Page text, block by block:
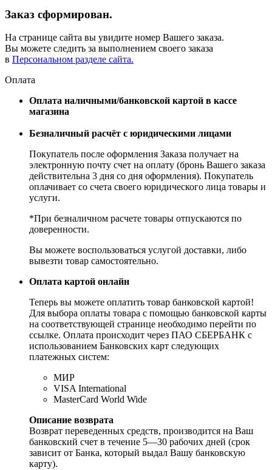
Заказ сформирован.
На странице сайта вы увидите номер Вашего заказа.
Вы можете следить за выполнением своего заказа
в Персональном разделе сайта.
Оплата
Оплата наличными/банковской картой в кассе
магазина
Безналичный расчёт с юридическими лицами
Покупатель после оформления Заказа получает на
электронную почту счет на оплату (бронь Вашего заказа
действительна 3 дня со дня оформления). Покупатель
оплачивает со счета своего юридического лица товары и
услуги.
*При безналичном расчете товары отпускаются по
доверенности.
Вы можете воспользоваться услугой доставки, либо
вывезти товар самостоятельно.
Оплата картой онлайн
Теперь вы можете оплатить товар банковской картой!
Для выбора оплаты товара с помощью банковской карты
на соответствующей странице необходимо перейти по
ссылке. Оплата происходит через ПАО СБЕРБАНК с
использованием Банковских карт следующих
платежных систем:
МИР
VISA International
MasterCard World Wide
Описание возврата
Возврат переведенных средств, производится на Ваш
банковский счет в течение 5—30 рабочих дней (срок
зависит от Банка, который выдал Вашу банковскую
карту).